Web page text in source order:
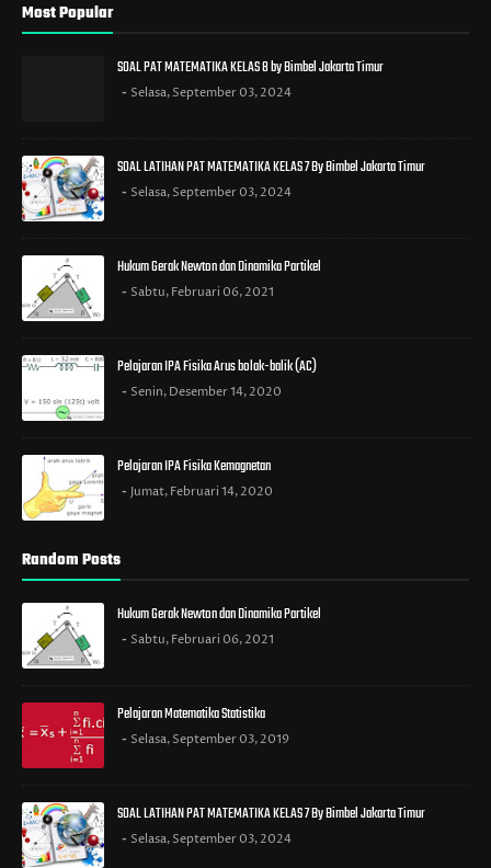
Most Popular
SOAL PAT MATEMATIKA KELAS 8 by Bimbel Jakarta Timur
Selasa, September 03, 2024
SOAL LATIHAN PAT MATEMATIKA KELAS 7 By Bimbel Jakarta Timur
Selasa, September 03, 2024
Hukum Gerak Newton dan Dinamika Partikel
Sabtu, Februari 06, 2021
Pelajaran IPA Fisika Arus bolak-balik (AC)
Senin, Desember 14, 2020
Pelajaran IPA Fisika Kemagnetan
Jumat, Februari 14, 2020
Random Posts
Hukum Gerak Newton dan Dinamika Partikel
Sabtu, Februari 06, 2021
Pelajaran Matematika Statistika
Selasa, September 03, 2019
SOAL LATIHAN PAT MATEMATIKA KELAS 7 By Bimbel Jakarta Timur
Selasa, September 03, 2024